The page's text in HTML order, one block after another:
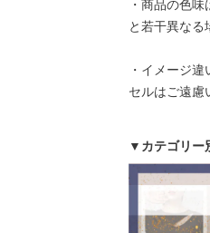
・商品の色
と若干異なる
・イメージ
セルはご遠慮
▼カテゴリー